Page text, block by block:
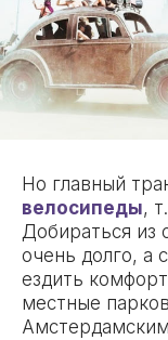
Но главный
велосипеды,
Добираться из
очень долго, а
ездить
местные